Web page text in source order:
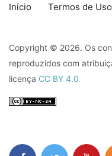
Início Termos de Uso
Copyright © 2026. Os
reproduzidos com
licença CC BY 4.0